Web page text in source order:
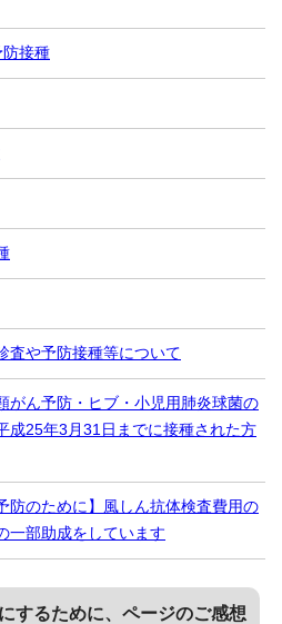
防接種
査や予防接種等について
がん予防・ヒブ・小児用肺炎球菌の
成25年3月31日までに接種された方
防のために】風しん抗体検査費用の
一部助成をしています
するために、ページのご感想